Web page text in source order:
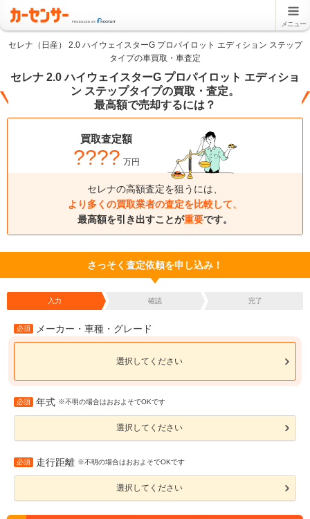
メニュー
セレナ（日産） 2.0 ハイウェイスターG プロパイロット エディション ステップ
タイプの車買取・車査定
セレナ 2.0 ハイウェイスターG プロパイロット エディショ
ン ステップタイプの買取・査定。
最高額で売却するには？
買取査定額
???? 万円
セレナの高額査定を狙うには、
より多くの買取業者の査定を比較して、
最高額を引き出すことが重要です。
さっそく査定依頼を申し込み！
入力 確認 完了
必須 メーカー・車種・グレード
選択してください
必須 年式 ※不明の場合はおおよそでOKです
選択してください
必須 走行距離 ※不明の場合はおおよそでOKです
選択してください